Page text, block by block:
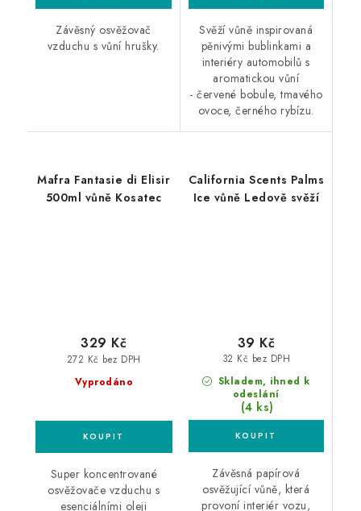
Závěsný osvěžovač
vzduchu s vůní hrušky.
Svěží vůně inspirovaná
pěnivými bublinkami a
interiéry automobilů s
aromatickou vůní
- červené bobule, tmavého
ovoce, černého rybízu.
Mafra Fantasie di Elisir
500ml vůně Kosatec
Vyprodáno
272 Kč bez DPH
329 Kč
Super koncentrované
osvěžovače vzduchu s
esenciálními oleji
California Scents Palms
Ice vůně Ledově svěží
Skladem, ihned k
odeslání
(4 ks)
32 Kč bez DPH
39 Kč
Závěsná papírová
osvěžující vůně, která
provoní interiér vozu,